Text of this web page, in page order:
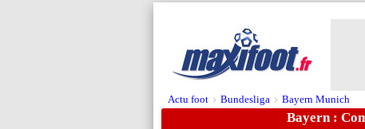
Actu foot > Bundesliga > Bayern Munich
Bayern :